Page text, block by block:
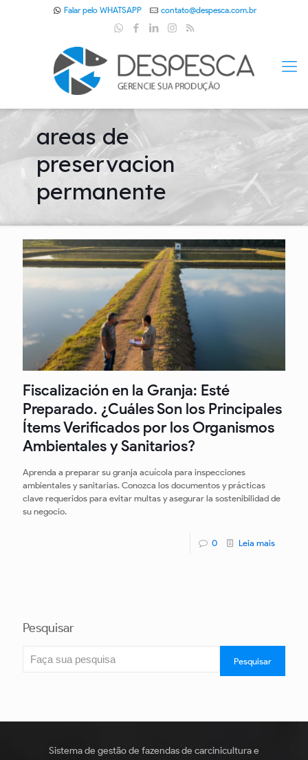
Falar pelo WHATSAPP contato@despesca.com.br
areas de
preservacion
permanente
Fiscalización en la Granja: Esté
Preparado. ¿Cuáles Son los Principales
Ítems Verificados por los Organismos
Ambientales y Sanitarios?
Aprenda a preparar su granja acuícola para inspecciones
ambientales y sanitarias. Conozca los documentos y prácticas
clave requeridos para evitar multas y asegurar la sostenibilidad de
su negocio.
0 Leia mais
Pesquisar
Pesquisar
Sistema de gestão de fazendas de carcinicultura e